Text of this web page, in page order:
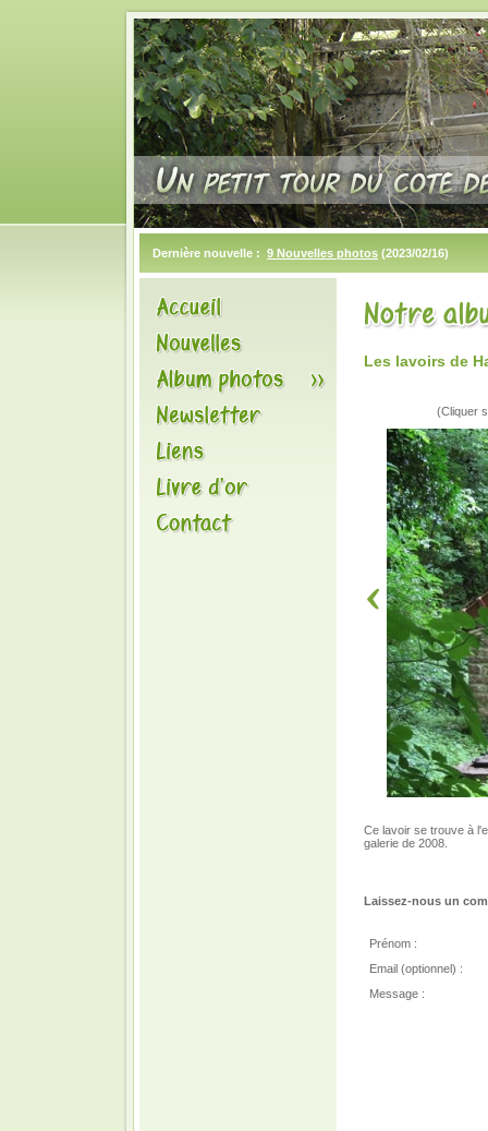
Dernière nouvelle : 9 Nouvelles photos (2023/02/16)
Les lavoirs de
(Cliquer
Ce lavoir se trouve à
galerie de 2008.
Laissez-nous un
Prénom :
Email (optionnel) :
Message :